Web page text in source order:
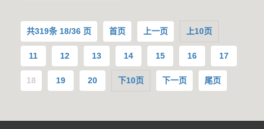
共319条 18/36 页 首页 上一页 上10页
11 12 13 14 15 16 17
18 19 20 下10页 下一页 尾页